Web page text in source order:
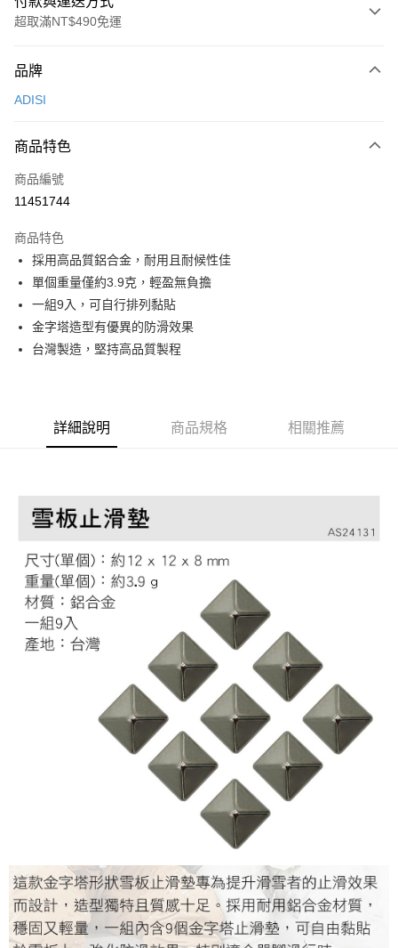
超取滿NT$490免運
信用卡一次付款
3 期 0 利率 每期
合作金庫商業銀行
上海商業儲蓄銀行
臺灣中小企業銀行
匯豐（台灣）商業銀行
華泰商業銀行
聯邦商業銀行
元大商業銀行
玉山商業銀行
台灣樂天信用卡公司
超商取貨付款
LINE Pay
Apple Pay
ATM付款
運送方式
全家取貨付款
每筆NT$60，滿NT$490(含以上)免運費
付款後7-11取貨
每筆NT$60，滿NT$490(含以上)免運費
宅配
每筆NT$80，滿NT$490(含以上)免運費
離島宅配
每筆NT$80，滿NT$490(含以上)免運費
順豐貨運海外配送(運費買家自付，順豐交貨並收取運費) 查看運費
品牌
ADISI
商品特色
商品編號
11451744
商品特色
採用高品質鋁合金，耐用且耐候性佳
單個重量僅約3.9克，輕盈無負擔
一組9入，可自行排列黏貼
金字塔造型有優異的防滑效果
台灣製造，堅持高品質製程
詳細說明 商品規格 相關推薦